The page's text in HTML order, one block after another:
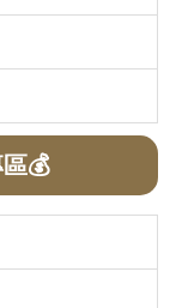
💰